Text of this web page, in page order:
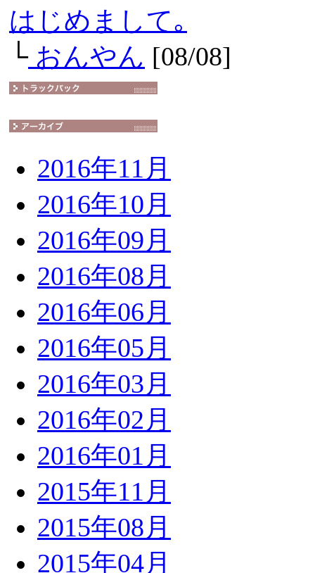
はじめまして｡
└おんやん [08/08]
2016年11月
2016年10月
2016年09月
2016年08月
2016年06月
2016年05月
2016年03月
2016年02月
2016年01月
2015年11月
2015年08月
2015年04月